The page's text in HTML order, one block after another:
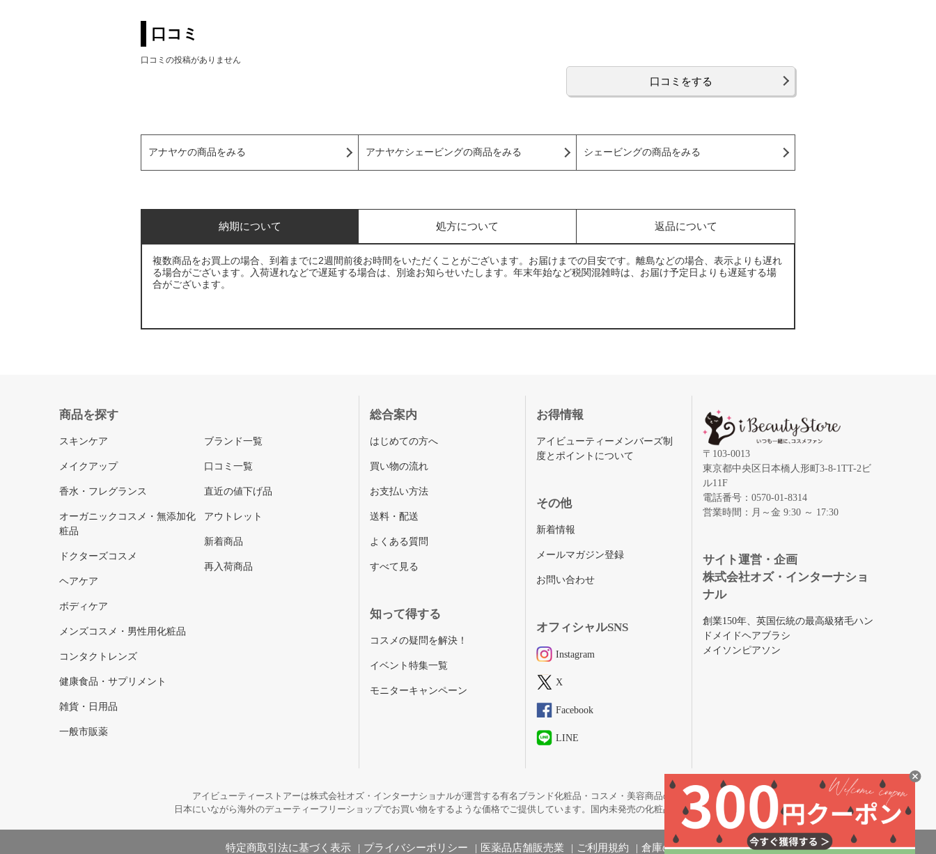
口コミ
口コミの投稿がありません
口コミをする
アナヤケの商品をみる アナヤケシェービングの商品をみる シェービングの商品をみる
納期について 処方について 返品について
複数商品をお買上の場合、到着までに2週間前後お時間をいただくことがございます。お届けまでの目安です。離島などの場合、表示よりも遅れ
る場合がございます。入荷遅れなどで遅延する場合は、別途お知らせいたします。年末年始など税関混雑時は、お届け予定日よりも遅延する場
合がございます。
商品を探す
スキンケア
メイクアップ
香水・フレグランス
オーガニックコスメ・無添加化
粧品
ドクターズコスメ
ヘアケア
ボディケア
メンズコスメ・男性用化粧品
コンタクトレンズ
健康食品・サプリメント
雑貨・日用品
一般市販薬
ブランド一覧
口コミ一覧
直近の値下げ品
アウトレット
新着商品
再入荷商品
総合案内
はじめての方へ
買い物の流れ
お支払い方法
送料・配送
よくある質問
すべて見る
知って得する
コスメの疑問を解決！
イベント特集一覧
モニターキャンペーン
お得情報
アイビューティーメンバーズ制
度とポイントについて
その他
新着情報
メールマガジン登録
お問い合わせ
オフィシャルSNS
Instagram
X
Facebook
LINE
〒103-0013
東京都中央区日本橋人形町3-8-1TT-2ビ
ル11F
電話番号：0570-01-8314
営業時間：月～金 9:30 ～ 17:30
サイト運営・企画
株式会社オズ・インターナショ
ナル
創業150年、英国伝統の最高級猪毛ハン
ドメイドヘアブラシ
メイソンピアソン
アイビューティーストアーは株式会社オズ・インターナショナルが運営する有名ブランド化粧品・コスメ・美容商品の通販サイトです。
日本にいながら海外のデューティーフリーショップでお買い物をするような価格でご提供しています。国内未発売の化粧品も取り揃えています。
特定商取引法に基づく表示 プライバシーポリシー 医薬品店舗販売業 ご利用規約 倉庫の管理体制